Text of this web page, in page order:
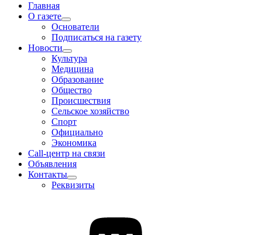
Главная
О газете
Основатели
Подписаться на газету
Новости
Культура
Медицина
Образование
Общество
Происшествия
Сельское хозяйство
Спорт
Официально
Экономика
Call-центр на связи
Объявления
Контакты
Реквизиты